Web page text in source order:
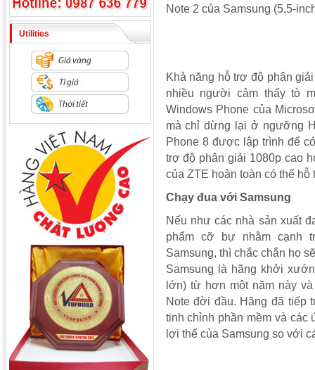
Utilities
Note 2 của Samsung (5,5-
Khả năng hỗ trợ độ phân
nhiều người cảm thấy tò
Windows Phone của
mà chỉ dừng lại ở ngưỡng
Phone 8 được lập trình để
trợ độ phân giải 1080p cao
của ZTE hoàn toàn có thể
Chạy đua với Samsung
Nếu như các nhà sản xuất
phẩm cỡ bự nhằm cạnh
Samsung, thì chắc chắn họ
Samsung là hãng khởi
lớn) từ hơn một năm này
Note đời đầu. Hãng đã tiếp
tinh chỉnh phần mềm và
lợi thế của Samsung so với